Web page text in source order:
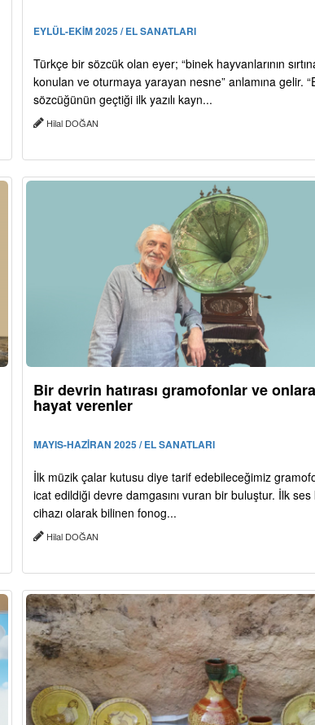
EYLÜL-EKİM 2025 / EL SANATLARI
Türkçe bir sözcük olan eyer; “binek hayvanlarının
konulan ve oturmaya yarayan nesne” anlamına gelir.
sözcüğünün geçtiği ilk yazılı kayn...
Hilal DOĞAN
Bir devrin hatırası gramofonlar ve onlara
hayat verenler
MAYIS-HAZİRAN 2025 / EL SANATLARI
İlk müzik çalar kutusu diye tarif edebileceğimiz
icat edildiği devre damgasını vuran bir buluştur. İlk ses
cihazı olarak bilinen fonog...
Hilal DOĞAN